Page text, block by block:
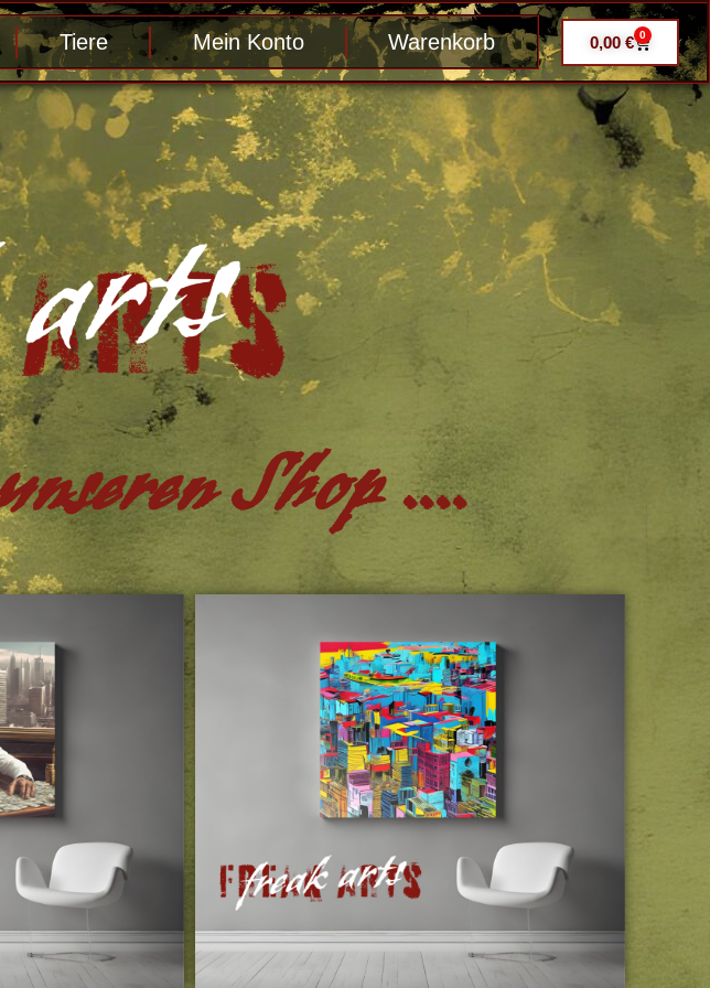
Tiere Mein Konto Warenkorb 0,00 € 0
Shop ....